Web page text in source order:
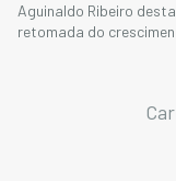
Aguinaldo Ribeiro
retomada do